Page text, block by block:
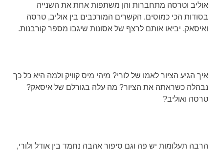
אוליב וטרסה מתחברות והן משתפות אחת את השנייה
בסודות הכי כמוסים. הקשרים המורכבים בין אוליב, טרסה
ואיסאק, יביאו אותם לרצף של אסונות שיגבו מספר קורבנות.
איך הגיע הציור לאמו של לורי? מיהי מיס קוויק ולמה היא כל כך
נבהלה כשראתה את הציור? מה עלה בגורלם של איסאק?
טרסה ואוליב?
הרבה תעלומות יש פה וגם סיפור אהבה נחמד בין אודל ולורי,